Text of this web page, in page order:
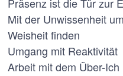
Mit der Unwissenheit
Weisheit finden
Umgang mit Reaktivität
Arbeit mit dem Über-Ich